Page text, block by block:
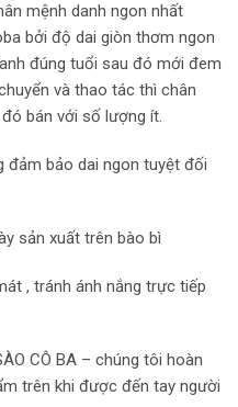
mệnh danh ngon nhất
bởi độ dai giòn thơm ngon
đúng tuổi sau đó mới đem
và thao tác thì chân
bán với số lượng ít.
bảo dai ngon tuyệt đối
sản xuất trên bào bì
, tránh ánh nắng trực tiếp
CÔ BA – chúng tôi hoàn
trên khi được đến tay người